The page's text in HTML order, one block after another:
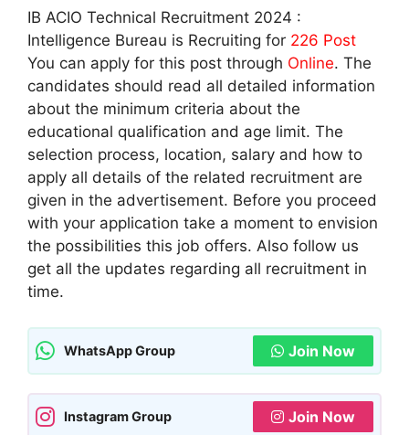
IB ACIO Technical Recruitment 2024 :
Intelligence Bureau is Recruiting for 226 Post
You can apply for this post through Online. The
candidates should read all detailed information
about the minimum criteria about the
educational qualification and age limit. The
selection process, location, salary and how to
apply all details of the related recruitment are
given in the advertisement. Before you proceed
with your application take a moment to envision
the possibilities this job offers. Also follow us
get all the updates regarding all recruitment in
time.
WhatsApp Group Join Now
Instagram Group Join Now